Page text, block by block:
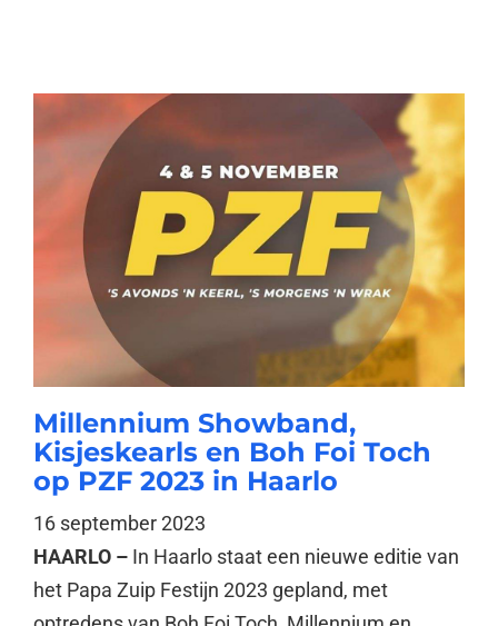
Millennium Showband,
Kisjeskearls en Boh Foi Toch
op PZF 2023 in Haarlo
16 september 2023
HAARLO – In Haarlo staat een nieuwe editie van
het Papa Zuip Festijn 2023 gepland, met